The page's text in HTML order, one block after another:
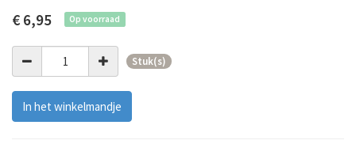
€ 6,95 Op voorraad
Stuk(s)
In het winkelmandje